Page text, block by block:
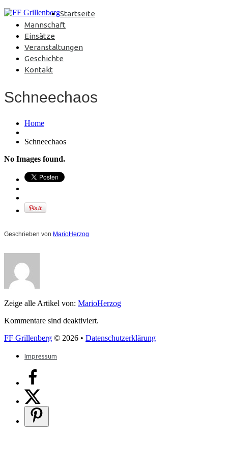
Startseite
Mannschaft
Einsätze
Veranstaltungen
Geschichte
Kontakt
Schneechaos
Home
Schneechaos
No Images found.
Geschrieben von MarioHerzog
Zeige alle Artikel von: MarioHerzog
Kommentare sind deaktiviert.
FF Grillenberg © 2026 • Datenschutzerklärung
Impressum